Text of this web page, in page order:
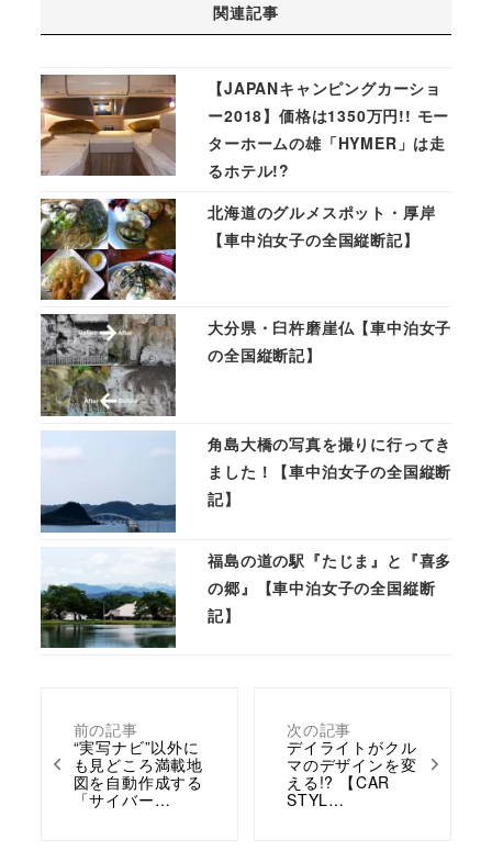
前の記事
“実写ナビ”以外に
も見どころ満載地
図を自動作成する
「サイバー…
次の記事
デイライトがクル
マのデザインを変
える!? 【CAR
STYL…
関連記事
【JAPANキャンピングカーショ
ー2018】価格は1350万円!! モー
ターホームの雄「HYMER」は走
るホテル!?
北海道のグルメスポット・厚岸
【車中泊女子の全国縦断記】
大分県・臼杵磨崖仏【車中泊女子
の全国縦断記】
角島大橋の写真を撮りに行ってき
ました！【車中泊女子の全国縦断
記】
福島の道の駅『たじま』と『喜多
の郷』【車中泊女子の全国縦断
記】